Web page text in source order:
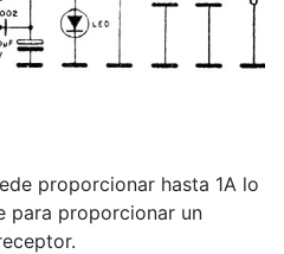
proporcionar hasta 1A lo
para proporcionar un